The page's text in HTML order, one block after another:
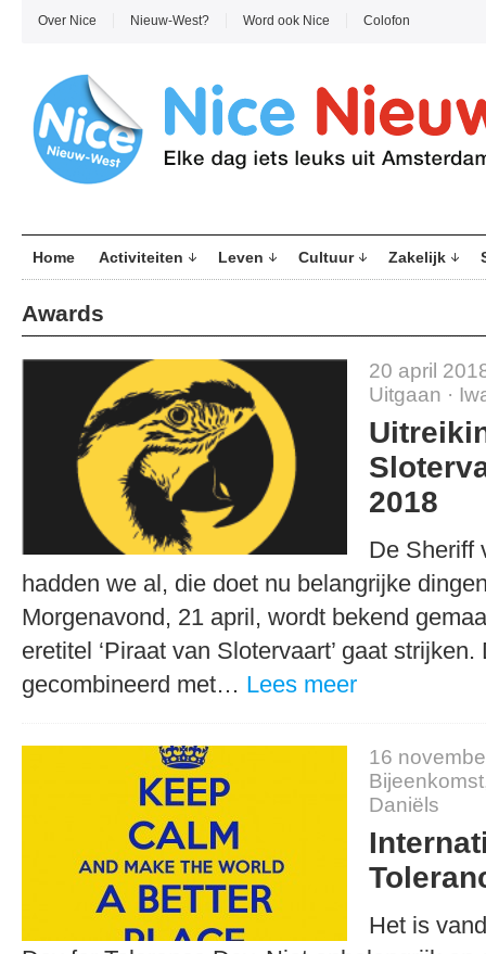
Over Nice Nieuw-West? Word ook Nice Colofon
Home Activiteiten Leven Cultuur Zakelijk
Awards
20 april
Uitgaan ·
2018
De Sheriff
hadden we al, die doet nu belangrijke
Morgenavond, 21 april, wordt bekend
eretitel ‘Piraat van Slotervaart’ gaat
gecombineerd met… Lees meer
16
Bijeenkomst
Daniëls
Het is